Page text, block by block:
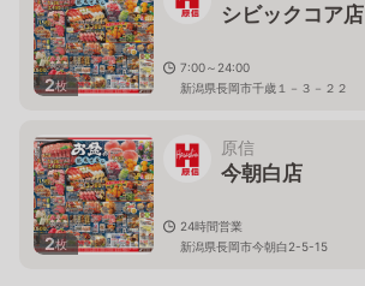
2枚
シビックコア店
7:00～24:00
新潟県長岡市千歳１－３－２２
2枚
原信
今朝白店
24時間営業
新潟県長岡市今朝白2-5-15